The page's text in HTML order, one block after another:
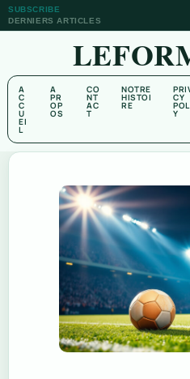
SUBSCRIBE
DERNIERS ARTICLES
A
C
C
U
EI
L
A
PR
OP
OS
CO
NT
AC
T
NOTRE
HISTOI
RE
CY
Y